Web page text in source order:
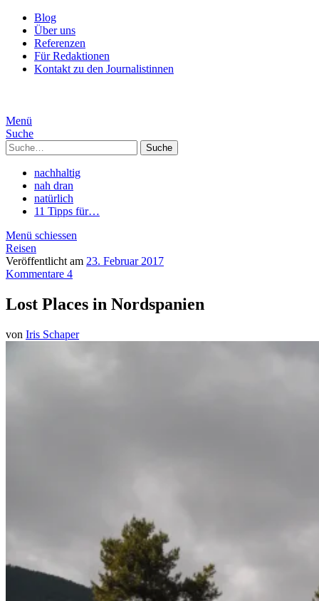
Blog
Über uns
Referenzen
Für Redaktionen
Kontakt zu den Journalistinnen
Menü
Suche
Suche
nachhaltig
nah dran
natürlich
11 Tipps für…
Menü schiessen
Reisen
Veröffentlicht am 23. Februar 2017
Kommentare 4
Lost Places in Nordspanien
von Iris Schaper